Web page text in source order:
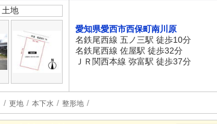
土地
愛知県愛西市西保町南川原
名鉄尾西線 五ノ三駅 徒歩10分
名鉄尾西線 佐屋駅 徒歩32分
ＪＲ関西本線 弥富駅 徒歩37分
更地 本下水 整形地